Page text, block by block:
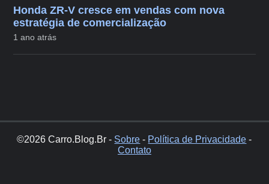
Honda ZR-V cresce em vendas com nova
estratégia de comercialização
1 ano atrás
©2026 Carro.Blog.Br - Sobre - Política de Privacidade -
Contato